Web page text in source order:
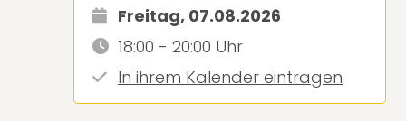
Freitag, 07.08.2026
18:00 - 20:00 Uhr
In ihrem Kalender eintragen